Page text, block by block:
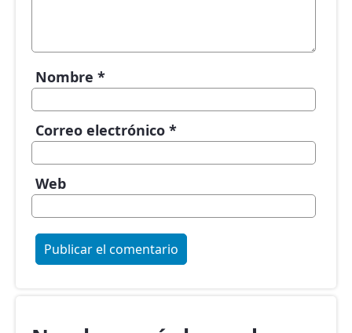
Nombre *
Correo electrónico *
Web